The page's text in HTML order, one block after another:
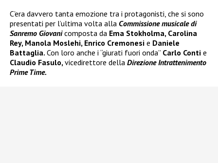
C’era davvero tanta emozione tra i protagonisti, che si sono
presentati per l’ultima volta alla Commissione musicale di
Sanremo Giovanicomposta da Ema Stokholma, Carolina
Rey, Manola Moslehi, Enrico Cremonesi e Daniele
Battaglia. Con loro anche i “giurati fuori onda” Carlo Conti e
Claudio Fasulo,vicedirettore della Direzione Intrattenimento
Prime Time.